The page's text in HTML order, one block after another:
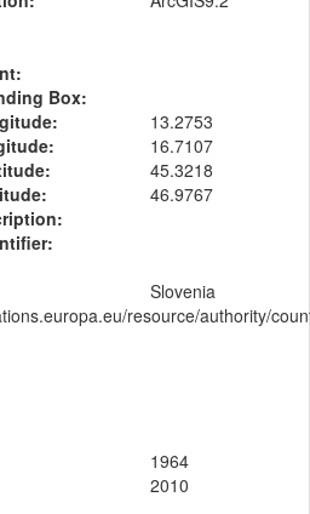
Box:
13.2753
16.7107
45.3218
46.9767
Slovenia
resource/authority/
1964
2010